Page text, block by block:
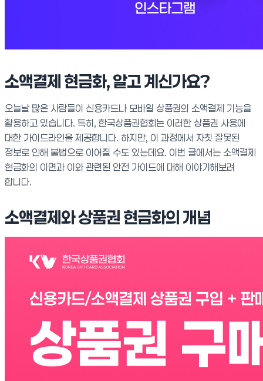
소액결제 현금화, 알고 계신가요?
오늘날 많은 사람들이 신용카드나 모바일 상품권의 소액결제 기능을
활용하고 있습니다. 특히, 한국상품권협회는 이러한 상품권 사용에
대한 가이드라인을 제공합니다. 하지만, 이 과정에서 자칫 잘못된
정보로 인해 불법으로 이어질 수도 있는데요. 이번 글에서는 소액결제
현금화의 이면과 이와 관련된 안전 가이드에 대해 이야기해보려
합니다.
소액결제와 상품권 현금화의 개념